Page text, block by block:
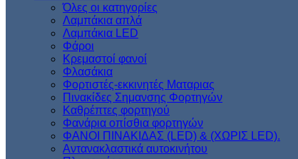
Όλες οι κατηγορίες
Λαμπάκια απλά
Λαμπάκια LED
Φάροι
Κρεμαστοί φανοί
Φλασάκια
Φορτιστές-εκκινητές Ματαριας
Πινακίδες Σημανσης Φορτηγών
Kαθρέπτες φορτηγού
Φανάρια οπίσθια φορτηγών
ΦΑΝΟΙ ΠΙΝΑΚΙΔΑΣ (LED) & (XΩΡΙΣ LED).
Aντανακλαστικά αυτοκινήτου